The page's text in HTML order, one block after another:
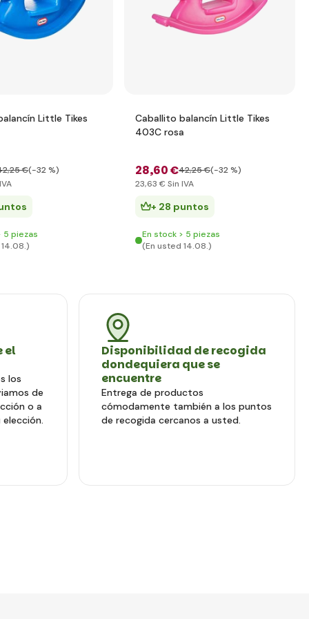
Little Tikes
,25 €(-32 %)
5 piezas
Caballito balancín Little Tikes
403C rosa
28,60 €42,25 €(-32 %)
23,63 € Sin IVA
+ 28 puntos
En stock > 5 piezas
(En usted 14.08.)
el
los
de
o a
Disponibilidad de recogida
dondequiera que se
encuentre
Entrega de productos
cómodamente también a los puntos
de recogida cercanos a usted.